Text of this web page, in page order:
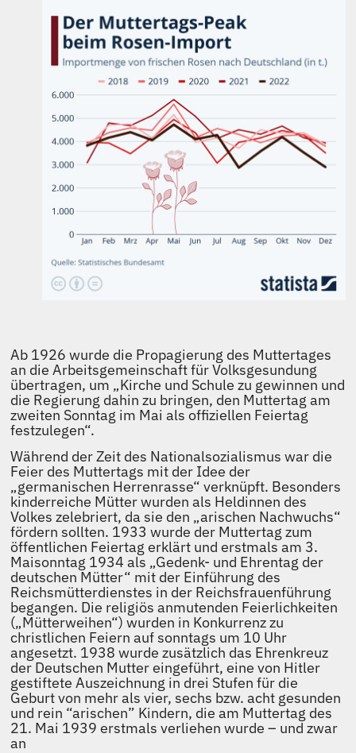
Ab 1926 wurde die Propagierung des Muttertages
an die Arbeitsgemeinschaft für Volksgesundung
übertragen, um „Kirche und Schule zu gewinnen und
die Regierung dahin zu bringen, den Muttertag am
zweiten Sonntag im Mai als offiziellen Feiertag
festzulegen“.
Während der Zeit des Nationalsozialismus war die
Feier des Muttertags mit der Idee der
„germanischen Herrenrasse“ verknüpft. Besonders
kinderreiche Mütter wurden als Heldinnen des
Volkes zelebriert, da sie den „arischen Nachwuchs“
fördern sollten. 1933 wurde der Muttertag zum
öffentlichen Feiertag erklärt und erstmals am 3.
Maisonntag 1934 als „Gedenk- und Ehrentag der
deutschen Mütter“ mit der Einführung des
Reichsmütterdienstes in der Reichsfrauenführung
begangen. Die religiös anmutenden Feierlichkeiten
(„Mütterweihen“) wurden in Konkurrenz zu
christlichen Feiern auf sonntags um 10 Uhr
angesetzt. 1938 wurde zusätzlich das Ehrenkreuz
der Deutschen Mutter eingeführt, eine von Hitler
gestiftete Auszeichnung in drei Stufen für die
Geburt von mehr als vier, sechs bzw. acht gesunden
und rein “arischen” Kindern, die am Muttertag des
21. Mai 1939 erstmals verliehen wurde – und zwar
an